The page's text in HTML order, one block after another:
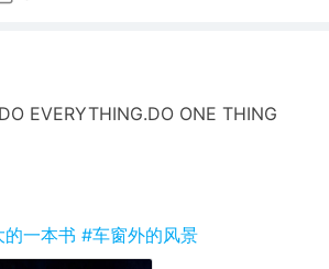
EVERYTHING.DO ONE THING
一本书 #车窗外的风景